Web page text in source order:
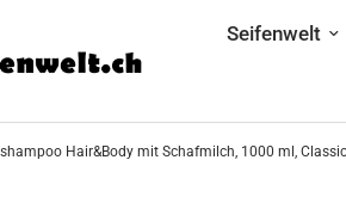
Seifenwelt
Hair&Body mit Schafmilch, 1000 ml, Classic